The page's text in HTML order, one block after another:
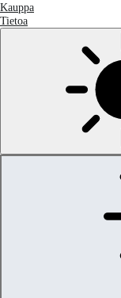
Kauppa
Tietoa